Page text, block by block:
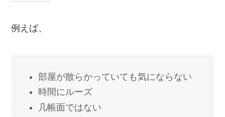
例えば、
部屋が散らかっていても気にならない
時間にルーズ
几帳面ではない